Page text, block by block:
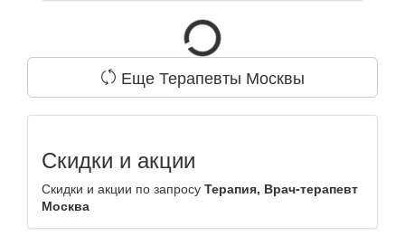
Еще Терапевты Москвы
Скидки и акции
Скидки и акции по запросу Терапия, Врач-терапевт
Москва